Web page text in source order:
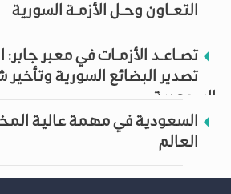
التعـاون وحـل الأزمـة السورية
تصـاعـد الأزمـات في معبر جابر:
تصدير البضائع السورية
السعودية
السعودية في مهمة عالية
العالم